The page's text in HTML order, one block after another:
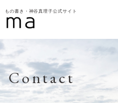
もの書き・神谷真理子公式サイト
Contact